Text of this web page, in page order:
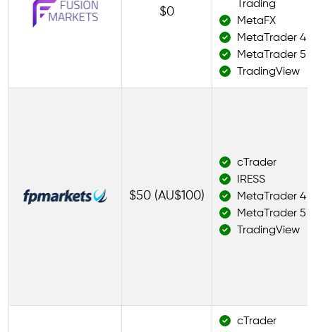
$0
Trading
MetaFX
MetaTrader 4
MetaTrader 5
TradingView
$50 (AU$100)
cTrader
IRESS
MetaTrader 4
MetaTrader 5
TradingView
cTrader